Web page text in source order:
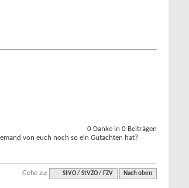
0 Danke in 0 Beiträgen
von euch noch so ein Gutachten hat?
Gehe zu: StVO / StVZO / FZV Nach oben